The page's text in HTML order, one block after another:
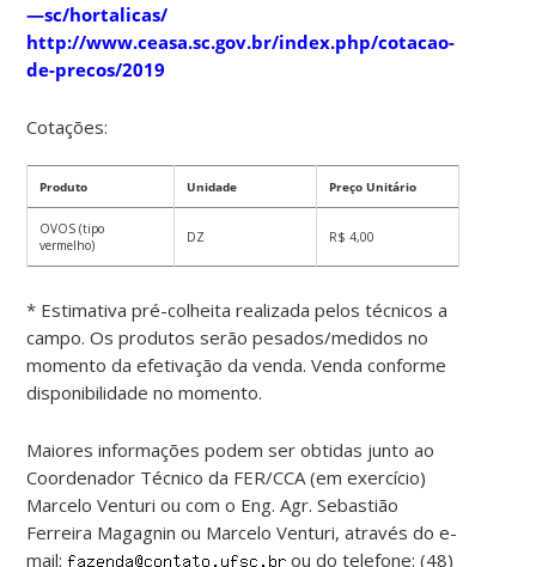
—sc/hortalicas/
http://www.ceasa.sc.gov.br/index.php/cotacao-
de-precos/2019
Cotações:
Produto Unidade Preço Unitário
OVOS (tipo
vermelho)
DZ R$ 4,00
* Estimativa pré-colheita realizada pelos técnicos a
campo. Os produtos serão pesados/medidos no
momento da efetivação da venda. Venda conforme
disponibilidade no momento.
Maiores informações podem ser obtidas junto ao
Coordenador Técnico da FER/CCA (em exercício)
Marcelo Venturi ou com o Eng. Agr. Sebastião
Ferreira Magagnin ou Marcelo Venturi, através do e-
mail:
ou do telefone: (48)